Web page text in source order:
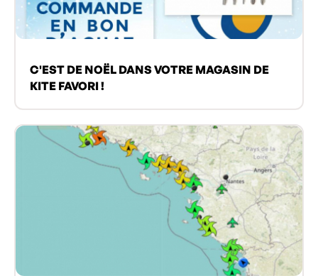
C'EST DE NOËL DANS VOTRE MAGASIN DE
KITE FAVORI !